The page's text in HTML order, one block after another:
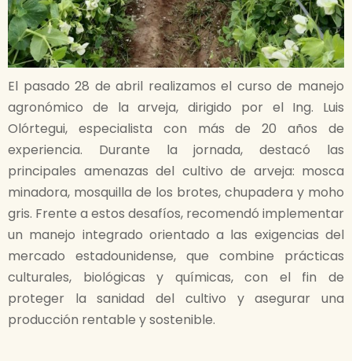
El pasado 28 de abril realizamos el curso de manejo
agronómico de la arveja, dirigido por el Ing. Luis
Olórtegui, especialista con más de 20 años de
experiencia. Durante la jornada, destacó las
principales amenazas del cultivo de arveja: mosca
minadora, mosquilla de los brotes, chupadera y moho
gris. Frente a estos desafíos, recomendó implementar
un manejo integrado orientado a las exigencias del
mercado estadounidense, que combine prácticas
culturales, biológicas y químicas, con el fin de
proteger la sanidad del cultivo y asegurar una
producción rentable y sostenible.